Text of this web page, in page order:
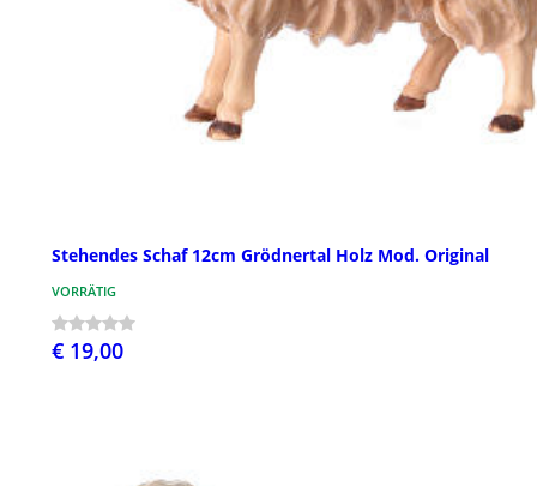
Stehendes Schaf 12cm Grödnertal Holz Mod. Original
VORRÄTIG
€ 19,00